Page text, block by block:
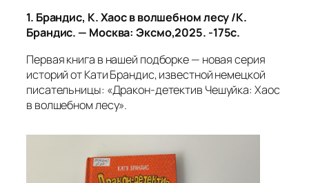
1. Брандис, К. Хаос в волшебном лесу /К.
Брандис. — Москва: Эксмо,2025. -175с.
Первая книга в нашей подборке — новая серия
историй от Кати Брандис, известной немецкой
писательницы: «Дракон‑детектив Чешуйка: Хаос
в волшебном лесу».